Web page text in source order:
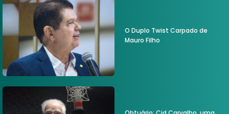
O Duplo Twist Carpado de
Mauro Filho